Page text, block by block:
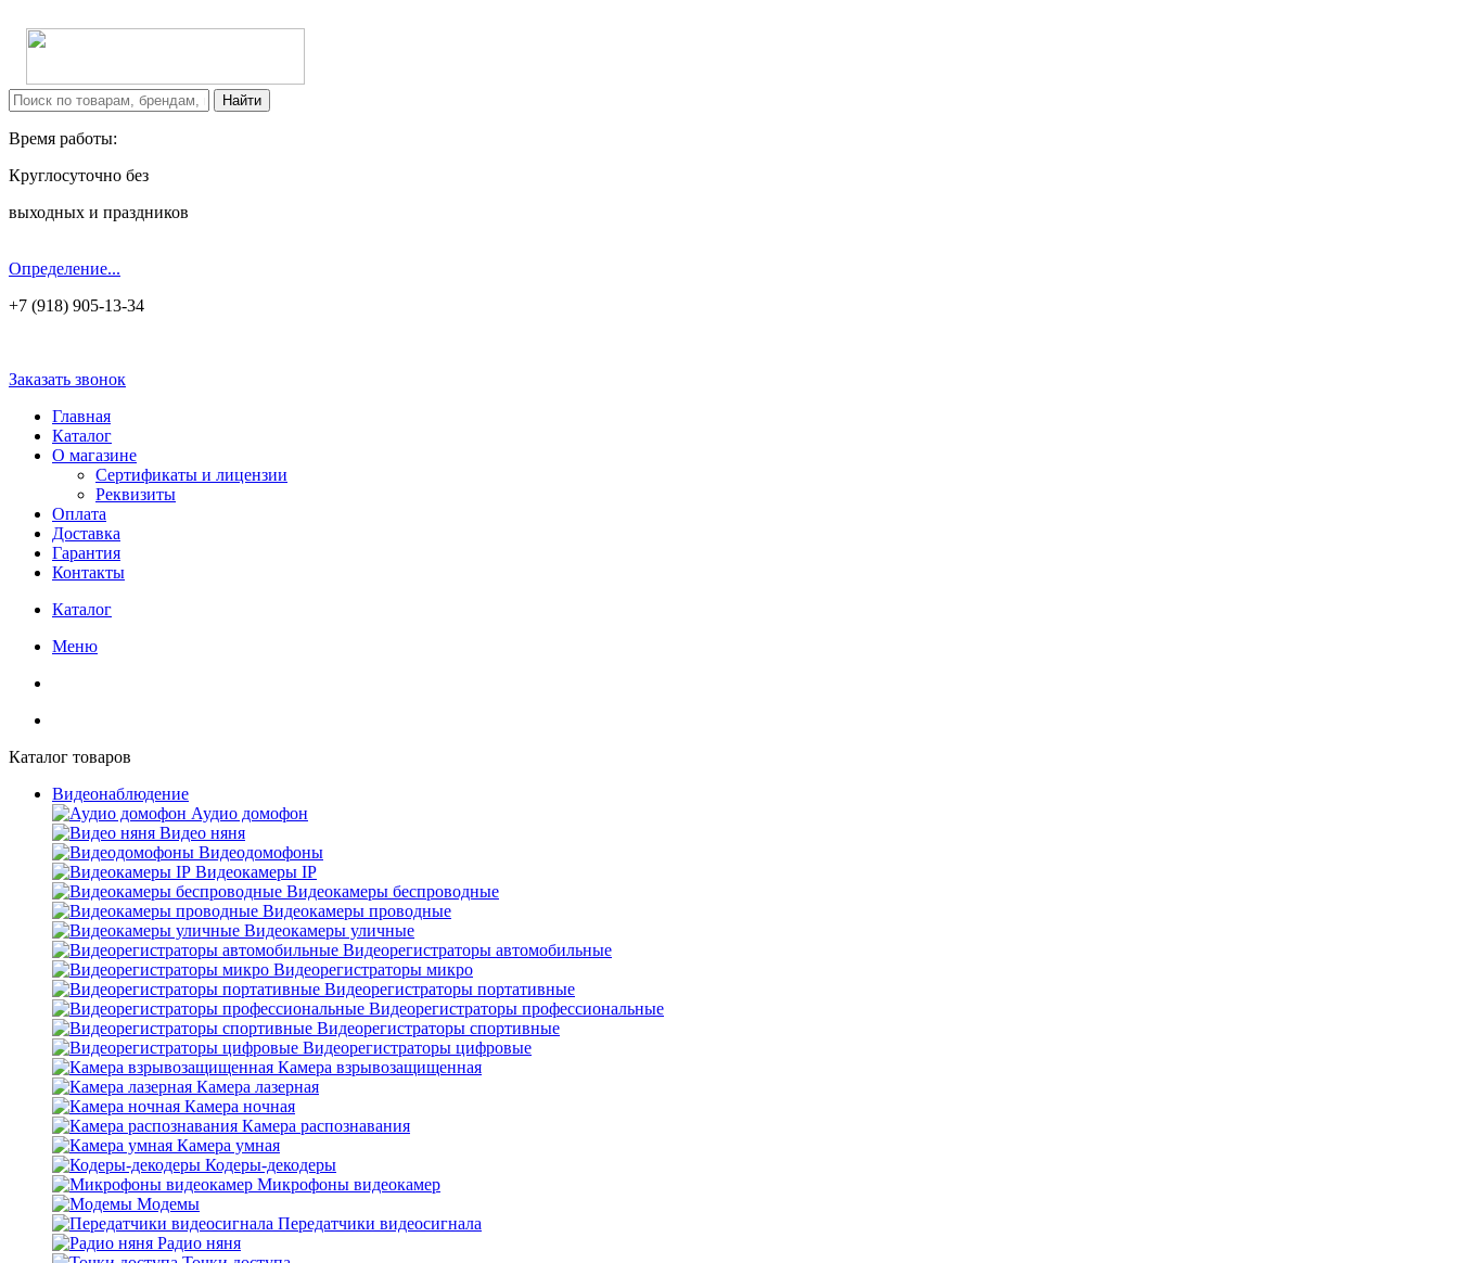
Время работы:
Круглосуточно без
выходных и праздников
Определение...
+7 (918) 905-13-34
Заказать звонок
Главная
Каталог
О магазине
Сертификаты и лицензии
Реквизиты
Оплата
Доставка
Гарантия
Контакты
Каталог
Меню
Каталог товаров
Видеонаблюдение
Аудио домофон
Видео няня
Видеодомофоны
Видеокамеры IP
Видеокамеры беспроводные
Видеокамеры проводные
Видеокамеры уличные
Видеорегистраторы автомобильные
Видеорегистраторы микро
Видеорегистраторы портативные
Видеорегистраторы профессиональные
Видеорегистраторы спортивные
Видеорегистраторы цифровые
Камера взрывозащищенная
Камера лазерная
Камера ночная
Камера распознавания
Камера умная
Кодеры-декодеры
Микрофоны видеокамер
Модемы
Передатчики видеосигнала
Радио няня